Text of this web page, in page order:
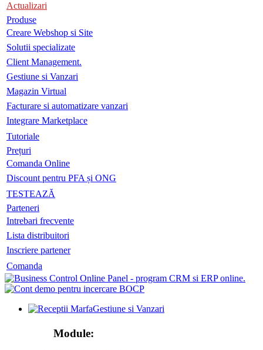
Actualizari
Produse
Creare Webshop si Site
Solutii specializate
Client Management.
Gestiune si Vanzari
Magazin Virtual
Facturare si automatizare vanzari
Integrare Marketplace
Tutoriale
Prețuri
Comanda Online
Discount pentru PFA și ONG
TESTEAZĂ
Parteneri
Intrebari frecvente
Lista distribuitori
Inscriere partener
Comanda
Gestiune si Vanzari
Module: